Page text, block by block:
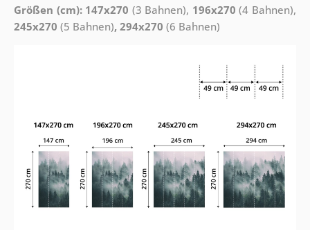
Größen (cm): 147x270 (3 Bahnen), 196x270 (4 Bahnen),
245x270 (5 Bahnen), 294x270 (6 Bahnen)